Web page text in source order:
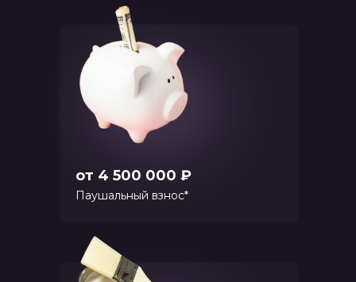
от 4 500 000 ₽
Паушальный взнос*